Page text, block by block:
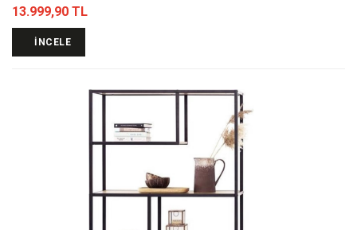
13.999,90 TL
İNCELE